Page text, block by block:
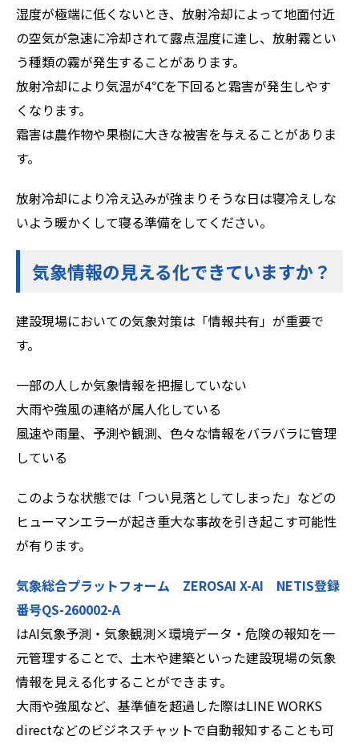
湿度が極端に低くないとき、放射冷却によって地面付近
の空気が急速に冷却されて露点温度に達し、放射霧とい
う種類の霧が発生することがあります。
放射冷却により気温が4℃を下回ると霜害が発生しやす
くなります。
霜害は農作物や果樹に大きな被害を与えることがありま
す。
放射冷却により冷え込みが強まりそうな日は寝冷えしな
いよう暖かくして寝る準備をしてください。
気象情報の見える化できていますか？
建設現場においての気象対策は「情報共有」が重要で
す。
一部の人しか気象情報を把握していない
大雨や強風の連絡が属人化している
風速や雨量、予測や観測、色々な情報をバラバラに管理
している
このような状態では「つい見落としてしまった」などの
ヒューマンエラーが起き重大な事故を引き起こす可能性
が有ります。
気象総合プラットフォーム ZEROSAI X-AI NETIS登録
番号QS-260002-A
はAI気象予測・気象観測×環境データ・危険の報知を一
元管理することで、土木や建築といった建設現場の気象
情報を見える化することができます。
大雨や強風など、基準値を超過した際はLINE WORKS
directなどのビジネスチャットで自動報知することも可